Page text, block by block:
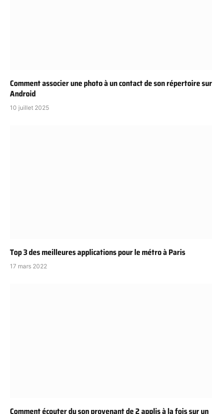
Comment associer une photo à un contact de son répertoire sur
Android
10 juillet 2025
Top 3 des meilleures applications pour le métro à Paris
17 mars 2022
Comment écouter du son provenant de 2 applis à la fois sur un